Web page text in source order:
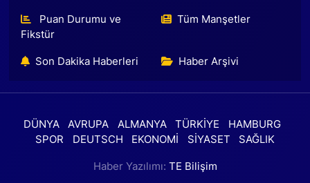
Puan Durumu ve
Fikstür
Tüm Manşetler
Son Dakika Haberleri Haber Arşivi
DÜNYA AVRUPA ALMANYA TÜRKİYE
HAMBURG
SPOR
DEUTSCH EKONOMİ SİYASET SAĞLIK
Haber Yazılımı: TE Bilişim